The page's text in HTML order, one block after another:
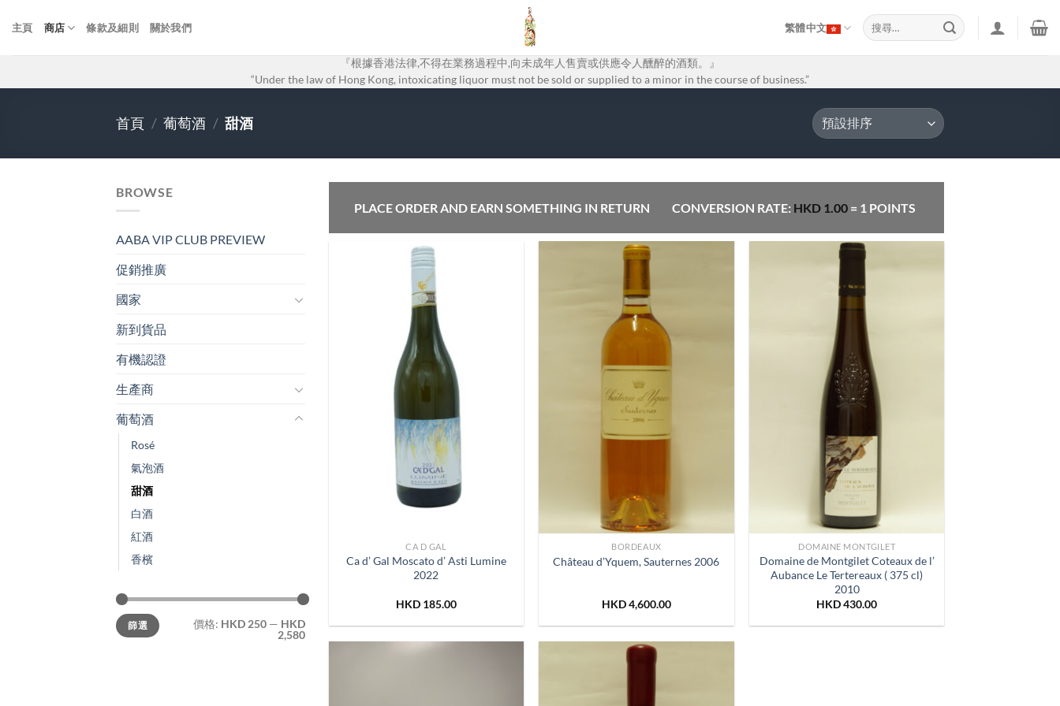
主頁 商店 條款及細則 關於我們 繁體中文
搜
尋
『根據香港法律,不得在業務過程中,向未成年人售賣或供應令人醺醉的酒類。』
“Under the law of Hong Kong, intoxicating liquor must not be sold or supplied to a minor in the course of business.”
首頁 / 葡萄酒 / 甜酒
BROWSE
AABA VIP CLUB PREVIEW
促銷推廣
國家
新到貨品
有機認證
生產商
葡萄酒
Rosé
氣泡酒
甜酒
白酒
紅酒
香檳
最
低
價
最
高
價
篩選 價格: HKD 250 — HKD
2,580
PLACE ORDER AND EARN SOMETHING IN RETURN CONVERSION RATE: HKD 1.00= 1 POINTS
CA D GAL
Ca d’ Gal Moscato d’ Asti Lumine
2022
HKD 185.00
BORDEAUX
Château d’Yquem, Sauternes 2006
HKD4,600.00
DOMAINE MONTGILET
Domaine de Montgilet Coteaux de l’
Aubance Le Tertereaux ( 375 cl)
2010
HKD430.00